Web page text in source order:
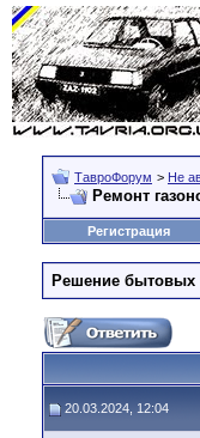
ТавроФорум > Не
Ремонт
Регистрация
Решение бытовых
20.03.2024, 12:04